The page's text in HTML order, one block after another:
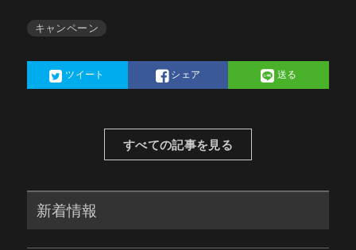
キャンペーン
ツイート シェア 送る
すべての記事を見る
新着情報